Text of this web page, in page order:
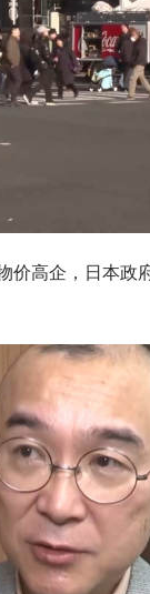
价高企，日本政